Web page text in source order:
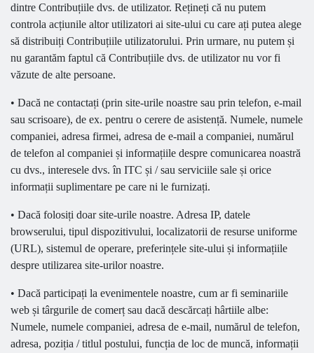
dintre Contribuțiile dvs. de utilizator. Rețineți că nu putem
controla acțiunile altor utilizatori ai site-ului cu care ați putea alege
să distribuiți Contribuțiile utilizatorului. Prin urmare, nu putem și
nu garantăm faptul că Contribuțiile dvs. de utilizator nu vor fi
văzute de alte persoane.
• Dacă ne contactați (prin site-urile noastre sau prin telefon, e-mail
sau scrisoare), de ex. pentru o cerere de asistență. Numele, numele
companiei, adresa firmei, adresa de e-mail a companiei, numărul
de telefon al companiei și informațiile despre comunicarea noastră
cu dvs., interesele dvs. în ITC și / sau serviciile sale și orice
informații suplimentare pe care ni le furnizați.
• Dacă folosiți doar site-urile noastre. Adresa IP, datele
browserului, tipul dispozitivului, localizatorii de resurse uniforme
(URL), sistemul de operare, preferințele site-ului și informațiile
despre utilizarea site-urilor noastre.
• Dacă participați la evenimentele noastre, cum ar fi seminariile
web și târgurile de comerț sau dacă descărcați hârtiile albe:
Numele, numele companiei, adresa de e-mail, numărul de telefon,
adresa, poziția / titlul postului, funcția de loc de muncă, informații